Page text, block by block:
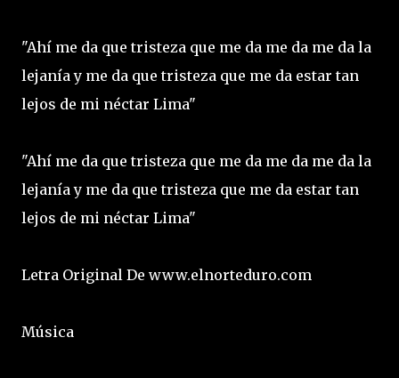
"Ahí me da que tristeza que me da me da me da la
lejanía y me da que tristeza que me da estar tan
lejos de mi néctar Lima"
"Ahí me da que tristeza que me da me da me da la
lejanía y me da que tristeza que me da estar tan
lejos de mi néctar Lima"
Letra Original De www.elnorteduro.com
Música